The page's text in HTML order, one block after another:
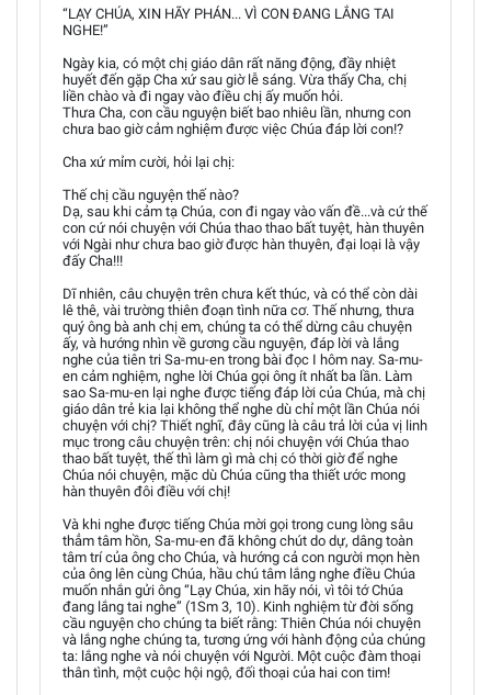
“LẠY CHÚA, XIN HÃY PHÁN... VÌ CON ĐANG LẮNG TAI
NGHE!”
Ngày kia, có một chị giáo dân rất năng động, đầy nhiệt
huyết đến gặp Cha xứ sau giờ lễ sáng. Vừa thấy Cha, chị
liền chào và đi ngay vào điều chị ấy muốn hỏi.
Thưa Cha, con cầu nguyện biết bao nhiêu lần, nhưng con
chưa bao giờ cảm nghiệm được việc Chúa đáp lời con!?
Cha xứ mỉm cười, hỏi lại chị:
Thế chị cầu nguyện thế nào?
Dạ, sau khi cảm tạ Chúa, con đi ngay vào vấn đề...và cứ thế
con cứ nói chuyện với Chúa thao thao bất tuyệt, hàn thuyên
với Ngài như chưa bao giờ được hàn thuyên, đại loại là vậy
đấy Cha!!!
Dĩ nhiên, câu chuyện trên chưa kết thúc, và có thể còn dài
lê thê, vài trường thiên đoạn tình nữa cơ. Thế nhưng, thưa
quý ông bà anh chị em, chúng ta có thể dừng câu chuyện
ấy, và hướng nhìn về gương cầu nguyện, đáp lời và lắng
nghe của tiên tri Sa-mu-en trong bài đọc I hôm nay. Sa-mu-
en cảm nghiệm, nghe lời Chúa gọi ông ít nhất ba lần. Làm
sao Sa-mu-en lại nghe được tiếng đáp lời của Chúa, mà chị
giáo dân trẻ kia lại không thể nghe dù chỉ một lần Chúa nói
chuyện với chị? Thiết nghĩ, đây cũng là câu trả lời của vị linh
mục trong câu chuyện trên: chị nói chuyện với Chúa thao
thao bất tuyệt, thế thì làm gì mà chị có thời giờ để nghe
Chúa nói chuyện, mặc dù Chúa cũng tha thiết ước mong
hàn thuyên đôi điều với chị!
Và khi nghe được tiếng Chúa mời gọi trong cung lòng sâu
thẳm tâm hồn, Sa-mu-en đã không chút do dự, dâng toàn
tâm trí của ông cho Chúa, và hướng cả con người mọn hèn
của ông lên cùng Chúa, hầu chú tâm lắng nghe điều Chúa
muốn nhắn gửi ông “Lạy Chúa, xin hãy nói, vì tôi tớ Chúa
đang lắng tai nghe” (1Sm 3, 10). Kinh nghiệm từ đời sống
cầu nguyện cho chúng ta biết rằng: Thiên Chúa nói chuyện
và lắng nghe chúng ta, tương ứng với hành động của chúng
ta: lắng nghe và nói chuyện với Người. Một cuộc đàm thoại
thân tình, một cuộc hội ngộ, đối thoại của hai con tim!